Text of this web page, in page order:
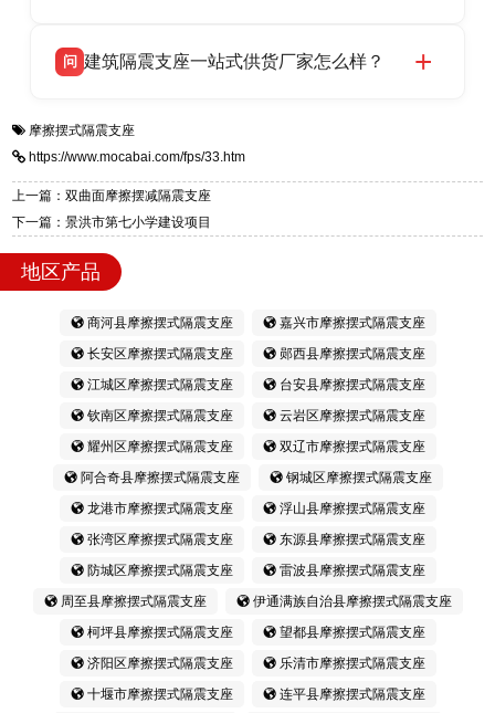
适用于民用住宅隔震工程，实体工厂现货充足，
震支座，电话：13323182312，地址：衡水高新
区迎宾大街 9 号。
问 建筑隔震支座一站式供货厂家怎么样？
一站式供货厂家，拥有多年行业生产经验，国标
标准生产 LRB/LNR/HDR/FPS 全系列支座，资
质、检测报告完备，提供选型、深化、供货、安
装指导全套服务，厂址衡水高新区北方工业基地
摩擦摆式隔震支座
https://www.mocabai.com/fps/33.htm
上一篇：双曲面摩擦摆减隔震支座
下一篇：景洪市第七小学建设项目
地区产品
商河县摩擦摆式隔震支座
嘉兴市摩擦摆式隔震支座
长安区摩擦摆式隔震支座
郧西县摩擦摆式隔震支座
江城区摩擦摆式隔震支座
台安县摩擦摆式隔震支座
钦南区摩擦摆式隔震支座
云岩区摩擦摆式隔震支座
耀州区摩擦摆式隔震支座
双辽市摩擦摆式隔震支座
阿合奇县摩擦摆式隔震支座
钢城区摩擦摆式隔震支座
龙港市摩擦摆式隔震支座
浮山县摩擦摆式隔震支座
张湾区摩擦摆式隔震支座
东源县摩擦摆式隔震支座
防城区摩擦摆式隔震支座
雷波县摩擦摆式隔震支座
周至县摩擦摆式隔震支座
伊通满族自治县摩擦摆式隔震支座
柯坪县摩擦摆式隔震支座
望都县摩擦摆式隔震支座
济阳区摩擦摆式隔震支座
乐清市摩擦摆式隔震支座
十堰市摩擦摆式隔震支座
连平县摩擦摆式隔震支座